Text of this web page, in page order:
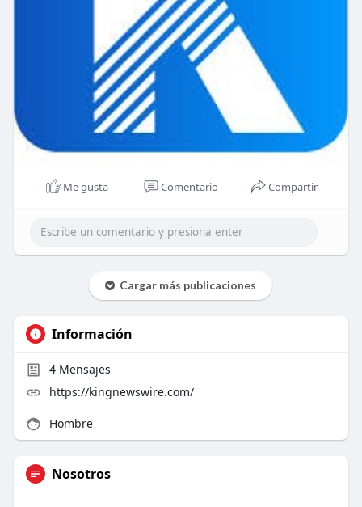
Me gusta Comentario Compartir
Cargar más publicaciones
Información
4Mensajes
https://kingnewswire.com/
Hombre
Nosotros